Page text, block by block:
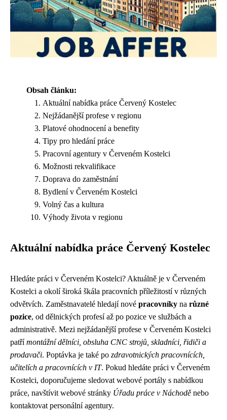
Obsah článku:
Aktuální nabídka práce Červený Kostelec
Nejžádanější profese v regionu
Platové ohodnocení a benefity
Tipy pro hledání práce
Pracovní agentury v Červeném Kostelci
Možnosti rekvalifikace
Doprava do zaměstnání
Bydlení v Červeném Kostelci
Volný čas a kultura
Výhody života v regionu
Aktuální nabídka práce Červený Kostelec
Hledáte práci v Červeném Kostelci? Aktuálně je v Červeném
Kostelci a okolí široká škála pracovních příležitostí v různých
odvětvích. Zaměstnavatelé hledají nové pracovníky na různé
pozice, od dělnických profesí až po pozice ve službách a
administrativě. Mezi nejžádanější profese v Červeném Kostelci
patřímontážní dělníci, obsluha CNC strojů, skladníci, řidiči a
prodavači. Poptávka je také po zdravotnických pracovnících,
učitelích a pracovnících v IT. Pokud hledáte práci v Červeném
Kostelci, doporučujeme sledovat webové portály s nabídkou
práce, navštívit webové stránky Úřadu práce v Náchodě nebo
kontaktovat personální agentury.